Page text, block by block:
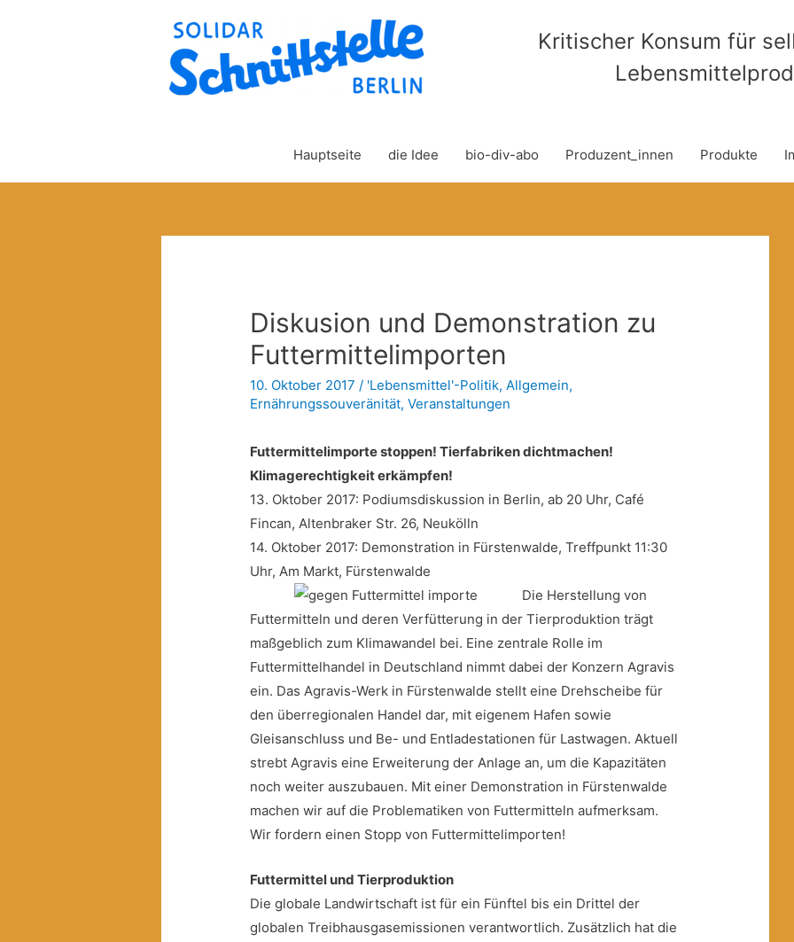
Kritischer Konsum für
Hauptseite die Idee bio-div-abo Produzent_innen Produkte
Diskusion und Demonstration zu
Futtermittelimporten
10. Oktober 2017 / 'Lebensmittel'-Politik,Allgemein,
Ernährungssouveränität,Veranstaltungen
Futtermittelimporte stoppen! Tierfabriken dichtmachen!
Klimagerechtigkeit erkämpfen!
13. Oktober 2017: Podiumsdiskussion in Berlin, ab 20 Uhr, Café
Fincan, Altenbraker Str. 26, Neukölln
14. Oktober 2017: Demonstration in Fürstenwalde, Treffpunkt 11:30
Uhr, Am Markt, Fürstenwalde
Die Herstellung von
Futtermitteln und deren Verfütterung in der Tierproduktion trägt
maßgeblich zum Klimawandel bei. Eine zentrale Rolle im
Futtermittelhandel in Deutschland nimmt dabei der Konzern Agravis
ein. Das Agravis-Werk in Fürstenwalde stellt eine Drehscheibe für
den überregionalen Handel dar, mit eigenem Hafen sowie
Gleisanschluss und Be- und Entladestationen für Lastwagen. Aktuell
strebt Agravis eine Erweiterung der Anlage an, um die Kapazitäten
noch weiter auszubauen. Mit einer Demonstration in Fürstenwalde
machen wir auf die Problematiken von Futtermitteln aufmerksam.
Wir fordern einen Stopp von Futtermittelimporten!
Futtermittel und Tierproduktion
Die globale Landwirtschaft ist für ein Fünftel bis ein Drittel der
globalen Treibhausgasemissionen verantwortlich. Zusätzlich hat die